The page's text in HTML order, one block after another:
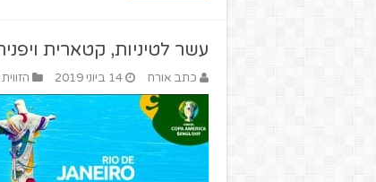
עשר לטיניות, קטארית
כתב אורח 14 ביוני 2019